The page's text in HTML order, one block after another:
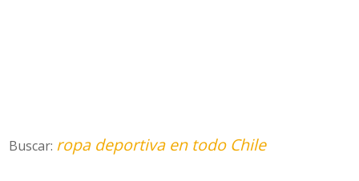
Buscar: ropa deportiva en todo Chile